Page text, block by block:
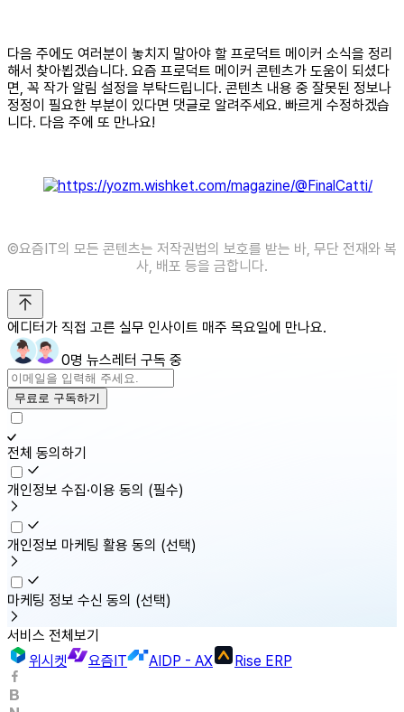
다음 주에도 여러분이 놓치지 말아야 할 프로덕트 메이커 소식을 정리
해서 찾아뵙겠습니다. 요즘 프로덕트 메이커 콘텐츠가 도움이 되셨다
면, 꼭 작가 알림 설정을 부탁드립니다. 콘텐츠 내용 중 잘못된 정보나
정정이 필요한 부분이 있다면 댓글로 알려주세요. 빠르게 수정하겠습
니다. 다음 주에 또 만나요!
©️요즘IT의 모든 콘텐츠는 저작권법의 보호를 받는 바, 무단 전재와 복
사, 배포 등을 금합니다.
에디터가 직접 고른 실무 인사이트 매주 목요일에 만나요.
0명 뉴스레터 구독 중
무료로 구독하기
전체 동의하기
개인정보 수집·이용 동의 (필수)
개인정보 마케팅 활용 동의 (선택)
마케팅 정보 수신 동의 (선택)
서비스 전체보기
위시켓
요즘IT AIDP - AX Rise ERP